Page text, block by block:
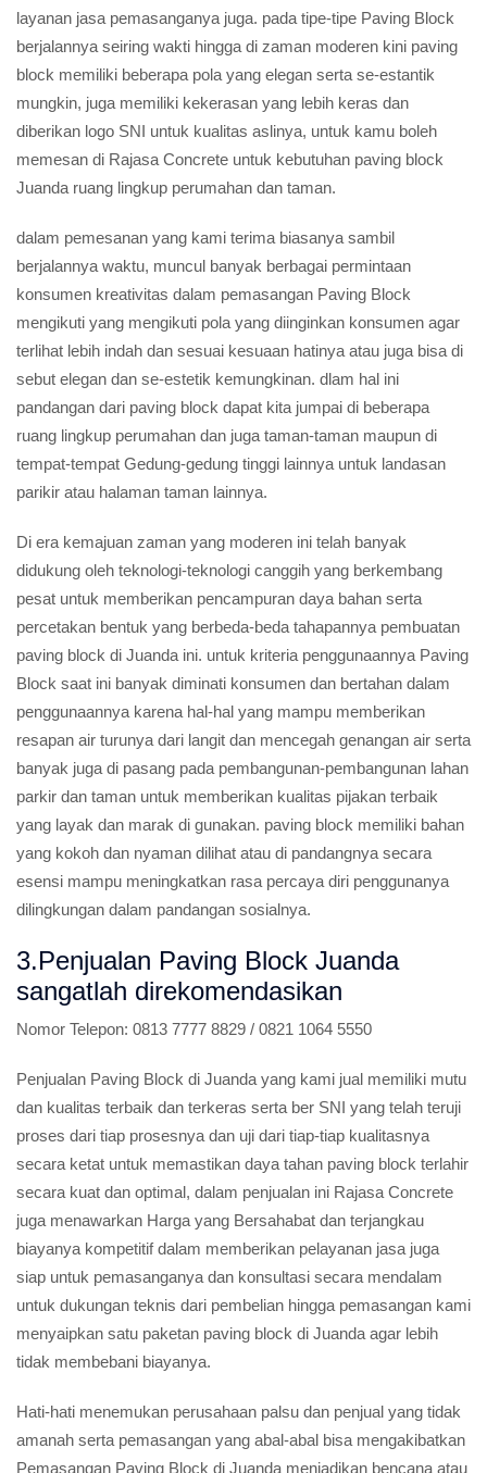
layanan jasa pemasanganya juga. pada tipe-tipe Paving Block
berjalannya seiring wakti hingga di zaman moderen kini paving
block memiliki beberapa pola yang elegan serta se-estantik
mungkin, juga memiliki kekerasan yang lebih keras dan
diberikan logo SNI untuk kualitas aslinya, untuk kamu boleh
memesan di Rajasa Concrete untuk kebutuhan paving block
Juanda ruang lingkup perumahan dan taman.
dalam pemesanan yang kami terima biasanya sambil
berjalannya waktu, muncul banyak berbagai permintaan
konsumen kreativitas dalam pemasangan Paving Block
mengikuti yang mengikuti pola yang diinginkan konsumen agar
terlihat lebih indah dan sesuai kesuaan hatinya atau juga bisa di
sebut elegan dan se-estetik kemungkinan. dlam hal ini
pandangan dari paving block dapat kita jumpai di beberapa
ruang lingkup perumahan dan juga taman-taman maupun di
tempat-tempat Gedung-gedung tinggi lainnya untuk landasan
parikir atau halaman taman lainnya.
Di era kemajuan zaman yang moderen ini telah banyak
didukung oleh teknologi-teknologi canggih yang berkembang
pesat untuk memberikan pencampuran daya bahan serta
percetakan bentuk yang berbeda-beda tahapannya pembuatan
paving block di Juanda ini. untuk kriteria penggunaannya Paving
Block saat ini banyak diminati konsumen dan bertahan dalam
penggunaannya karena hal-hal yang mampu memberikan
resapan air turunya dari langit dan mencegah genangan air serta
banyak juga di pasang pada pembangunan-pembangunan lahan
parkir dan taman untuk memberikan kualitas pijakan terbaik
yang layak dan marak di gunakan. paving block memiliki bahan
yang kokoh dan nyaman dilihat atau di pandangnya secara
esensi mampu meningkatkan rasa percaya diri penggunanya
dilingkungan dalam pandangan sosialnya.
3.Penjualan Paving Block Juanda
sangatlah direkomendasikan
Nomor Telepon: 0813 7777 8829 / 0821 1064 5550
Penjualan Paving Block di Juanda yang kami jual memiliki mutu
dan kualitas terbaik dan terkeras serta ber SNI yang telah teruji
proses dari tiap prosesnya dan uji dari tiap-tiap kualitasnya
secara ketat untuk memastikan daya tahan paving block terlahir
secara kuat dan optimal, dalam penjualan ini Rajasa Concrete
juga menawarkan Harga yang Bersahabat dan terjangkau
biayanya kompetitif dalam memberikan pelayanan jasa juga
siap untuk pemasanganya dan konsultasi secara mendalam
untuk dukungan teknis dari pembelian hingga pemasangan kami
menyaipkan satu paketan paving block di Juanda agar lebih
tidak membebani biayanya.
Hati-hati menemukan perusahaan palsu dan penjual yang tidak
amanah serta pemasangan yang abal-abal bisa mengakibatkan
Pemasangan Paving Block di Juanda menjadikan bencana atau